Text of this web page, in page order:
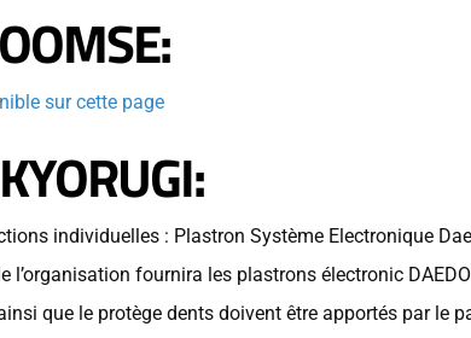
sur cette page
individuelles : Plastron Système Electronique
l’organisation fournira les plastrons électronic
que le protège dents doivent être apportés par le